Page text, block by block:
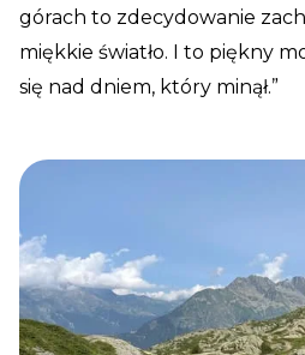
górach to zdecydowanie
miękkie światło. I to piękny
się nad dniem, który minął.”